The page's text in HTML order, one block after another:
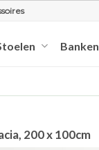
Banken
200 x 100cm